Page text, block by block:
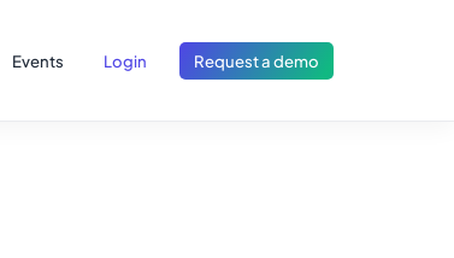
Events Login Request a demo